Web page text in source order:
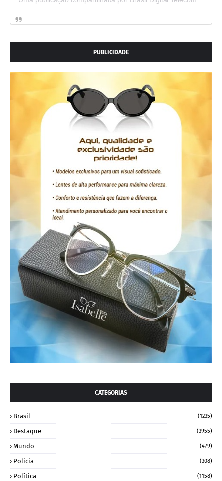
PUBLICIDADE
CATEGORIAS
Brasil (1235)
Destaque (3955)
Mundo (479)
Policia (308)
Política (1158)